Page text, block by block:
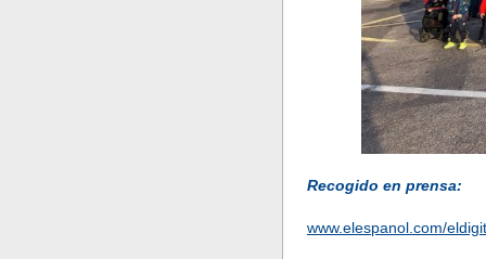
Recogido en prensa:
www.elespanol.com/